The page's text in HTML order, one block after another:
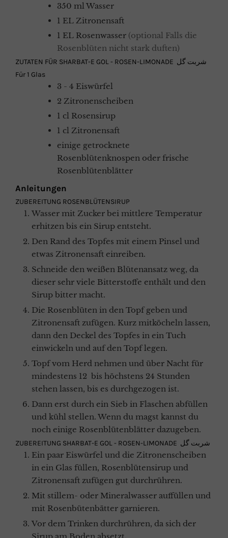
350 mlWasser
1 EL Zitronensaft
1 EL Rosenwasser (optional Falls die
Rosenblüten nicht stark duften)
ZUTATEN FÜR SHARBAT-E GOL - ROSEN-LIMONADE شربت گل
Für 1 Glas
3 - 4 Eiswürfel
2 Zitronenscheiben
1 cl Rosensirup
1 cl Zitronensaft
einige getrocknete
Rosenblütenknospen oder frische
Rosenblütenblätter
Anleitungen
ZUBEREITUNG ROSENBLÜTENSIRUP
Wasser mit Zucker bei mittlere Temperatur
erhitzen bis ein Sirup entsteht.
Den Rand des Topfes mit einem Pinsel und
etwas Zitronensaft einreiben.
Schneide den weißen Blütenansatz weg, da
dieser sehr viele Bitterstoffe enthält und den
Sirup bitter macht.
Die Rosenblüten in den Topf geben und
Zitronensaft zufügen. Kurz mitköcheln lassen,
dann den Deckel des Topfes in ein Tuch
einwickeln und auf den Topf legen.
Topf vom Herd nehmen und über Nacht für
mindestens 12 bis höchstens 24 Stunden
stehen lassen, bis es durchgezogen ist.
Dann erst durch ein Sieb in Flaschen abfüllen
und kühl stellen. Wenn du magst kannst du
noch einige Rosenblütenblätter dazugeben.
ZUBEREITUNG SHARBAT-E GOL - ROSEN-LIMONADE شربت گل
Ein paar Eiswürfel und die Zitronenscheiben
in ein Glas füllen, Rosenblütensirup und
Zitronensaft zufügen gut durchrühren.
Mit stillem- oder Mineralwasser auffüllen und
mit Rosenbütenbätter garnieren.
Vor dem Trinken durchrühren, da sich der